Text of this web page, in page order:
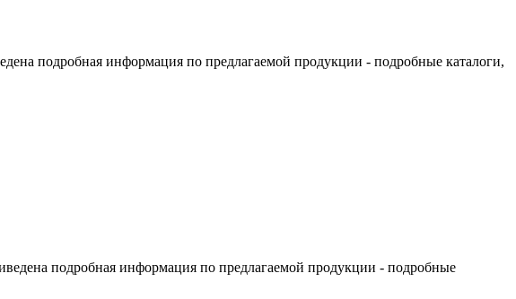
подробная информация по предлагаемой продукции - подробные каталоги,
подробная информация по предлагаемой продукции - подробные